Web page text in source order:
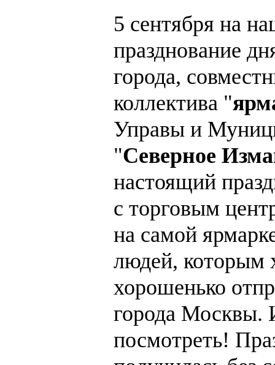
5 сентября на
празднование
города,
коллектива "
Управы и
"Северное
настоящий
с торговым
на самой
людей, которым
хорошенько
города Москвы.
посмотреть!